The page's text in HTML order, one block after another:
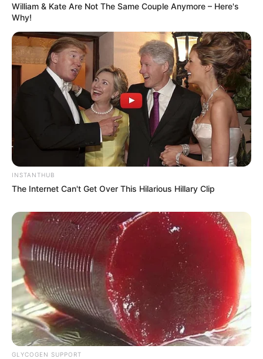
William & Kate Are Not The Same Couple Anymore – Here's
Why!
INSTANTHUB
The Internet Can't Get Over This Hilarious Hillary Clip
GLYCOGEN SUPPORT